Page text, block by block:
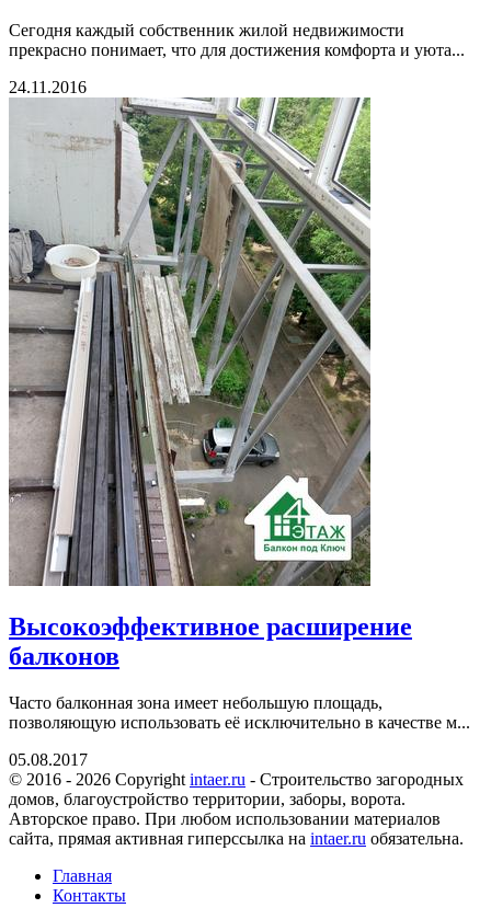
Сегодня каждый собственник жилой недвижимости
прекрасно понимает, что для достижения комфорта и уюта...
24.11.2016
Высокоэффективное расширение
балконов
Часто балконная зона имеет небольшую площадь,
позволяющую использовать её исключительно в качестве м...
05.08.2017
© 2016 - 2026 Copyright intaer.ru - Cтроительство загородных
домов, благоустройство территории, заборы, ворота.
Авторское право. При любом использовании материалов
сайта, прямая активная гиперссылка на intaer.ru обязательна.
Главная
Контакты